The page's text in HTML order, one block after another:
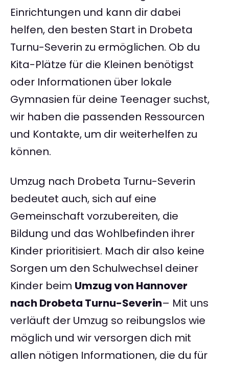
Einrichtungen und kann dir dabei
helfen, den besten Start in Drobeta
Turnu-Severin zu ermöglichen. Ob du
Kita-Plätze für die Kleinen benötigst
oder Informationen über lokale
Gymnasien für deine Teenager suchst,
wir haben die passenden Ressourcen
und Kontakte, um dir weiterhelfen zu
können.
Umzug nach Drobeta Turnu-Severin
bedeutet auch, sich auf eine
Gemeinschaft vorzubereiten, die
Bildung und das Wohlbefinden ihrer
Kinder prioritisiert. Mach dir also keine
Sorgen um den Schulwechsel deiner
Kinder beim Umzug von Hannover
nach Drobeta Turnu-Severin– Mit uns
verläuft der Umzug so reibungslos wie
möglich und wir versorgen dich mit
allen nötigen Informationen, die du für